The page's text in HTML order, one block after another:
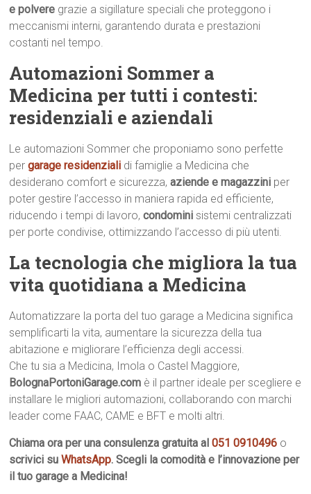
e polvere grazie a sigillature speciali che proteggono i
meccanismi interni, garantendo durata e prestazioni
costanti nel tempo.
Automazioni Sommer a
Medicina per tutti i contesti:
residenziali e aziendali
Le automazioni Sommer che proponiamo sono perfette
pergarage residenziali di famiglie a Medicina che
desiderano comfort e sicurezza,aziende e magazzini per
poter gestire l’accesso in maniera rapida ed efficiente,
riducendo i tempi di lavoro,condomini sistemi centralizzati
per porte condivise, ottimizzando l’accesso di più utenti.
La tecnologia che migliora la tua
vita quotidiana a Medicina
Automatizzare la porta del tuo garage a Medicina significa
semplificarti la vita, aumentare la sicurezza della tua
abitazione e migliorare l’efficienza degli accessi.
Che tu sia a Medicina, Imola o Castel Maggiore,
BolognaPortoniGarage.com è il partner ideale per scegliere e
installare le migliori automazioni, collaborando con marchi
leader come FAAC, CAME e BFT e molti altri.
Chiama ora per una consulenza gratuita al051 0910496 o
scrivici suWhatsApp. Scegli la comodità e l’innovazione per
il tuo garage a Medicina!